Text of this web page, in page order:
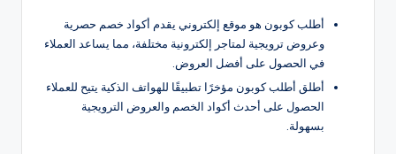
أطلب كوبون هو موقع إلكتروني يقدم أكواد خصم حصرية
وعروض ترويجية لمتاجر إلكترونية مختلفة، مما يساعد العملاء
في الحصول على أفضل العروض.
أطلق أطلب كوبون مؤخرًا تطبيقًا للهواتف الذكية يتيح للعملاء
الحصول على أحدث أكواد الخصم والعروض الترويجية
بسهولة.